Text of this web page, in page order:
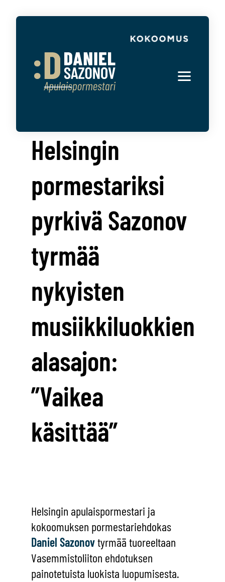
Helsingin
pormestariksi
pyrkivä Sazonov
tyrmää
nykyisten
musiikkiluokkien
alasajon:
”Vaikea
käsittää”
Helsingin apulaispormestari ja
kokoomuksen pormestariehdokas
Daniel Sazonovtyrmää tuoreeltaan
Vasemmistoliiton ehdotuksen
painotetuista luokista luopumisesta.